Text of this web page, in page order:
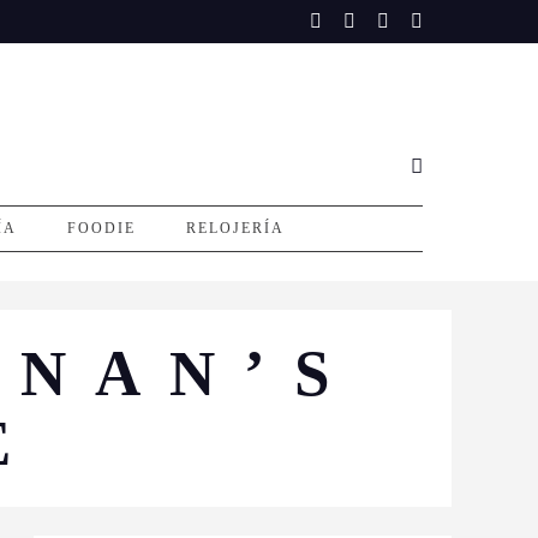
FOODIE RELOJERÍA